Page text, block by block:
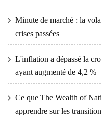
Minute de marché : la
crises passées
L'inflation a dépassé la
ayant augmenté de 4,2 %
Ce que The Wealth of
apprendre sur les